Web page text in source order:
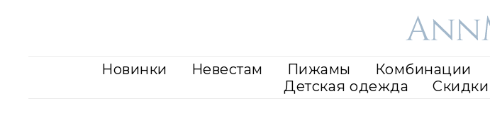
Новинки Невестам Пижамы Комбинации
Детская одежда
Скидки